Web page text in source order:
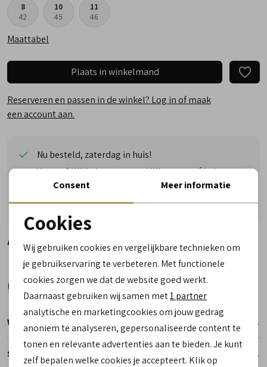
8
42
10
45
11
46
Maattabel
Plaats in winkelmand
Reserveren en passen in de winkel? Log in of maak
een account aan.
Nu besteld, zaterdag in huis!
Vragen? Wij helpen u graag! Whatsapp of bel ons
Gratis verzending vanaf €50,- (uitgezonderd sale)
Reserveer- en passervice in de winkel!
Alternatieve kleuren
Winkelvoorraad
Specificaties
Noodzakelijke cookies
Analytische cookies
Marketing cookies
Consent Meer informatie
Cookies
Wij gebruiken cookies en vergelijkbare technieken om
je gebruikservaring te verbeteren. Met functionele
cookies zorgen we dat de website goed werkt.
Daarnaast gebruiken wij samen met1 partner
analytische en marketingcookies om jouw gedrag
anoniem te analyseren, gepersonaliseerde content te
tonen en relevante advertenties aan te bieden. Je kunt
zelf bepalen welke cookies je accepteert. Klik op